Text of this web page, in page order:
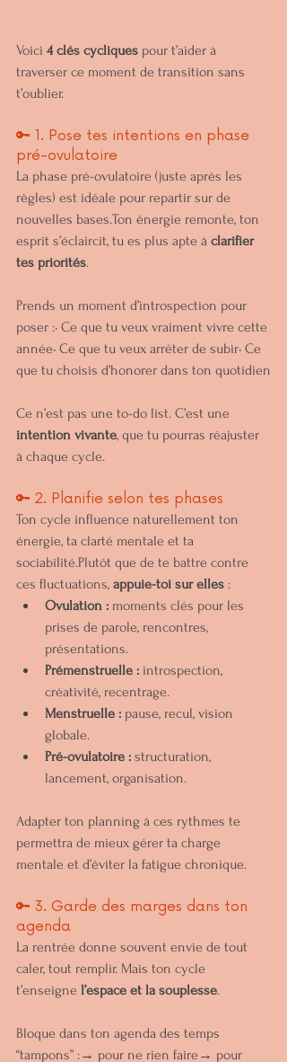
Voici 4 clés cycliques pour t’aider à
traverser ce moment de transition sans
t’oublier.
🔑 1. Pose tes intentions en phase
pré-ovulatoire
La phase pré-ovulatoire (juste après les
règles) est idéale pour repartir sur de
nouvelles bases.Ton énergie remonte, ton
esprit s’éclaircit, tu es plus apte à clarifier
tes priorités.
Prends un moment d’introspection pour
poser :• Ce que tu veux vraiment vivre cette
année• Ce que tu veux arrêter de subir• Ce
que tu choisis d’honorer dans ton quotidien
Ce n’est pas une to-do list. C’est une
intention vivante, que tu pourras réajuster
à chaque cycle.
🔑 2. Planifie selon tes phases
Ton cycle influence naturellement ton
énergie, ta clarté mentale et ta
sociabilité.Plutôt que de te battre contre
ces fluctuations, appuie-toi sur elles :
Ovulation : moments clés pour les
prises de parole, rencontres,
présentations.
Prémenstruelle : introspection,
créativité, recentrage.
Menstruelle : pause, recul, vision
globale.
Pré-ovulatoire : structuration,
lancement, organisation.
Adapter ton planning à ces rythmes te
permettra de mieux gérer ta charge
mentale et d’éviter la fatigue chronique.
🔑 3. Garde des marges dans ton
agenda
La rentrée donne souvent envie de tout
caler, tout remplir. Mais ton cycle
t’enseigne l’espace et la souplesse.
Bloque dans ton agenda des temps
“tampons” :→ pour ne rien faire→ pour